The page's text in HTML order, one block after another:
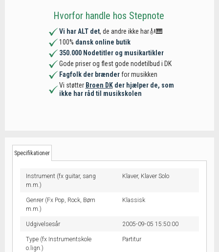
Hvorfor handle hos Stepnote
Vi har ALT det, de andre ikke har🎻🎹
100% dansk online butik
350.000 Nodetitler og musikartikler
Gode priser og flest gode nodetilbud i DK
Fagfolk der brænderfor musikken
Vi støtter Broen DKder hjælper de, som
ikke har råd til musikskolen
Specifikationer
Instrument (fx guitar, sang
m.m.)
Klaver, Klaver Solo
Genrer (Fx Pop, Rock, Børn
m.m.)
Klassisk
Udgivelsesår 2005-09-05 15:50:00
Type (fx Instrumentskole
o.lign.)
Partitur